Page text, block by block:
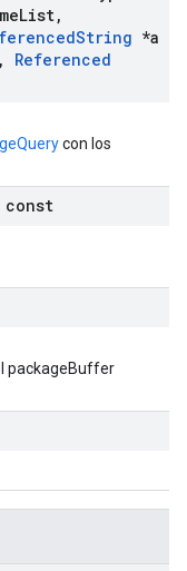
List,
String *a
,
Referenced
con los
const
packageBuffer